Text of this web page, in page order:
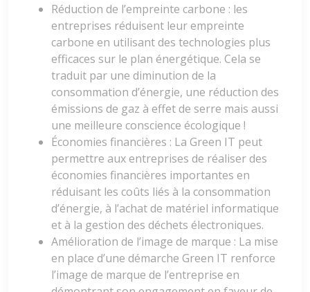
Réduction de l’empreinte carbone : les
entreprises réduisent leur empreinte
carbone en utilisant des technologies plus
efficaces sur le plan énergétique. Cela se
traduit par une diminution de la
consommation d’énergie, une réduction des
émissions de gaz à effet de serre mais aussi
une meilleure conscience écologique !
Économies financières : La Green IT peut
permettre aux entreprises de réaliser des
économies financières importantes en
réduisant les coûts liés à la consommation
d’énergie, à l’achat de matériel informatique
et à la gestion des déchets électroniques.
Amélioration de l’image de marque : La mise
en place d’une démarche Green IT renforce
l’image de marque de l’entreprise en